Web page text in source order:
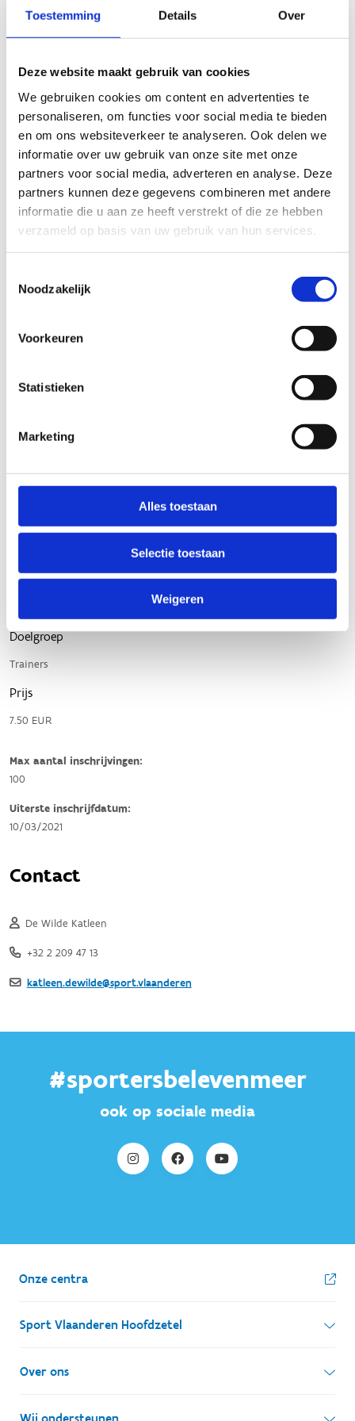
Toestemming Details Over
Deze website maakt gebruik van cookies
We gebruiken cookies om content en advertenties te
personaliseren, om functies voor social media te bieden
en om ons websiteverkeer te analyseren. Ook delen we
informatie over uw gebruik van onze site met onze
partners voor social media, adverteren en analyse. Deze
partners kunnen deze gegevens combineren met andere
informatie die u aan ze heeft verstrekt of die ze hebben
verzameld op basis van uw gebruik van hun services.
Noodzakelijk
Voorkeuren
Statistieken
Marketing
Alles toestaan
Selectie toestaan
Weigeren
#sportersbelevenmeer
ook op sociale media
Onze centra
Sport Vlaanderen Hoofdzetel
Simon Bolivarlaan 17
1000 Brussel
Over ons
Wie zijn we, wat doen we